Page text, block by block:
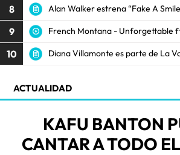
8 Alan Walker estrena “Fake A
9 French Montana - Unforgettable
10 Diana Villamonte es parte de La
ACTUALIDAD
KAFU BANTON
CANTAR A TODO